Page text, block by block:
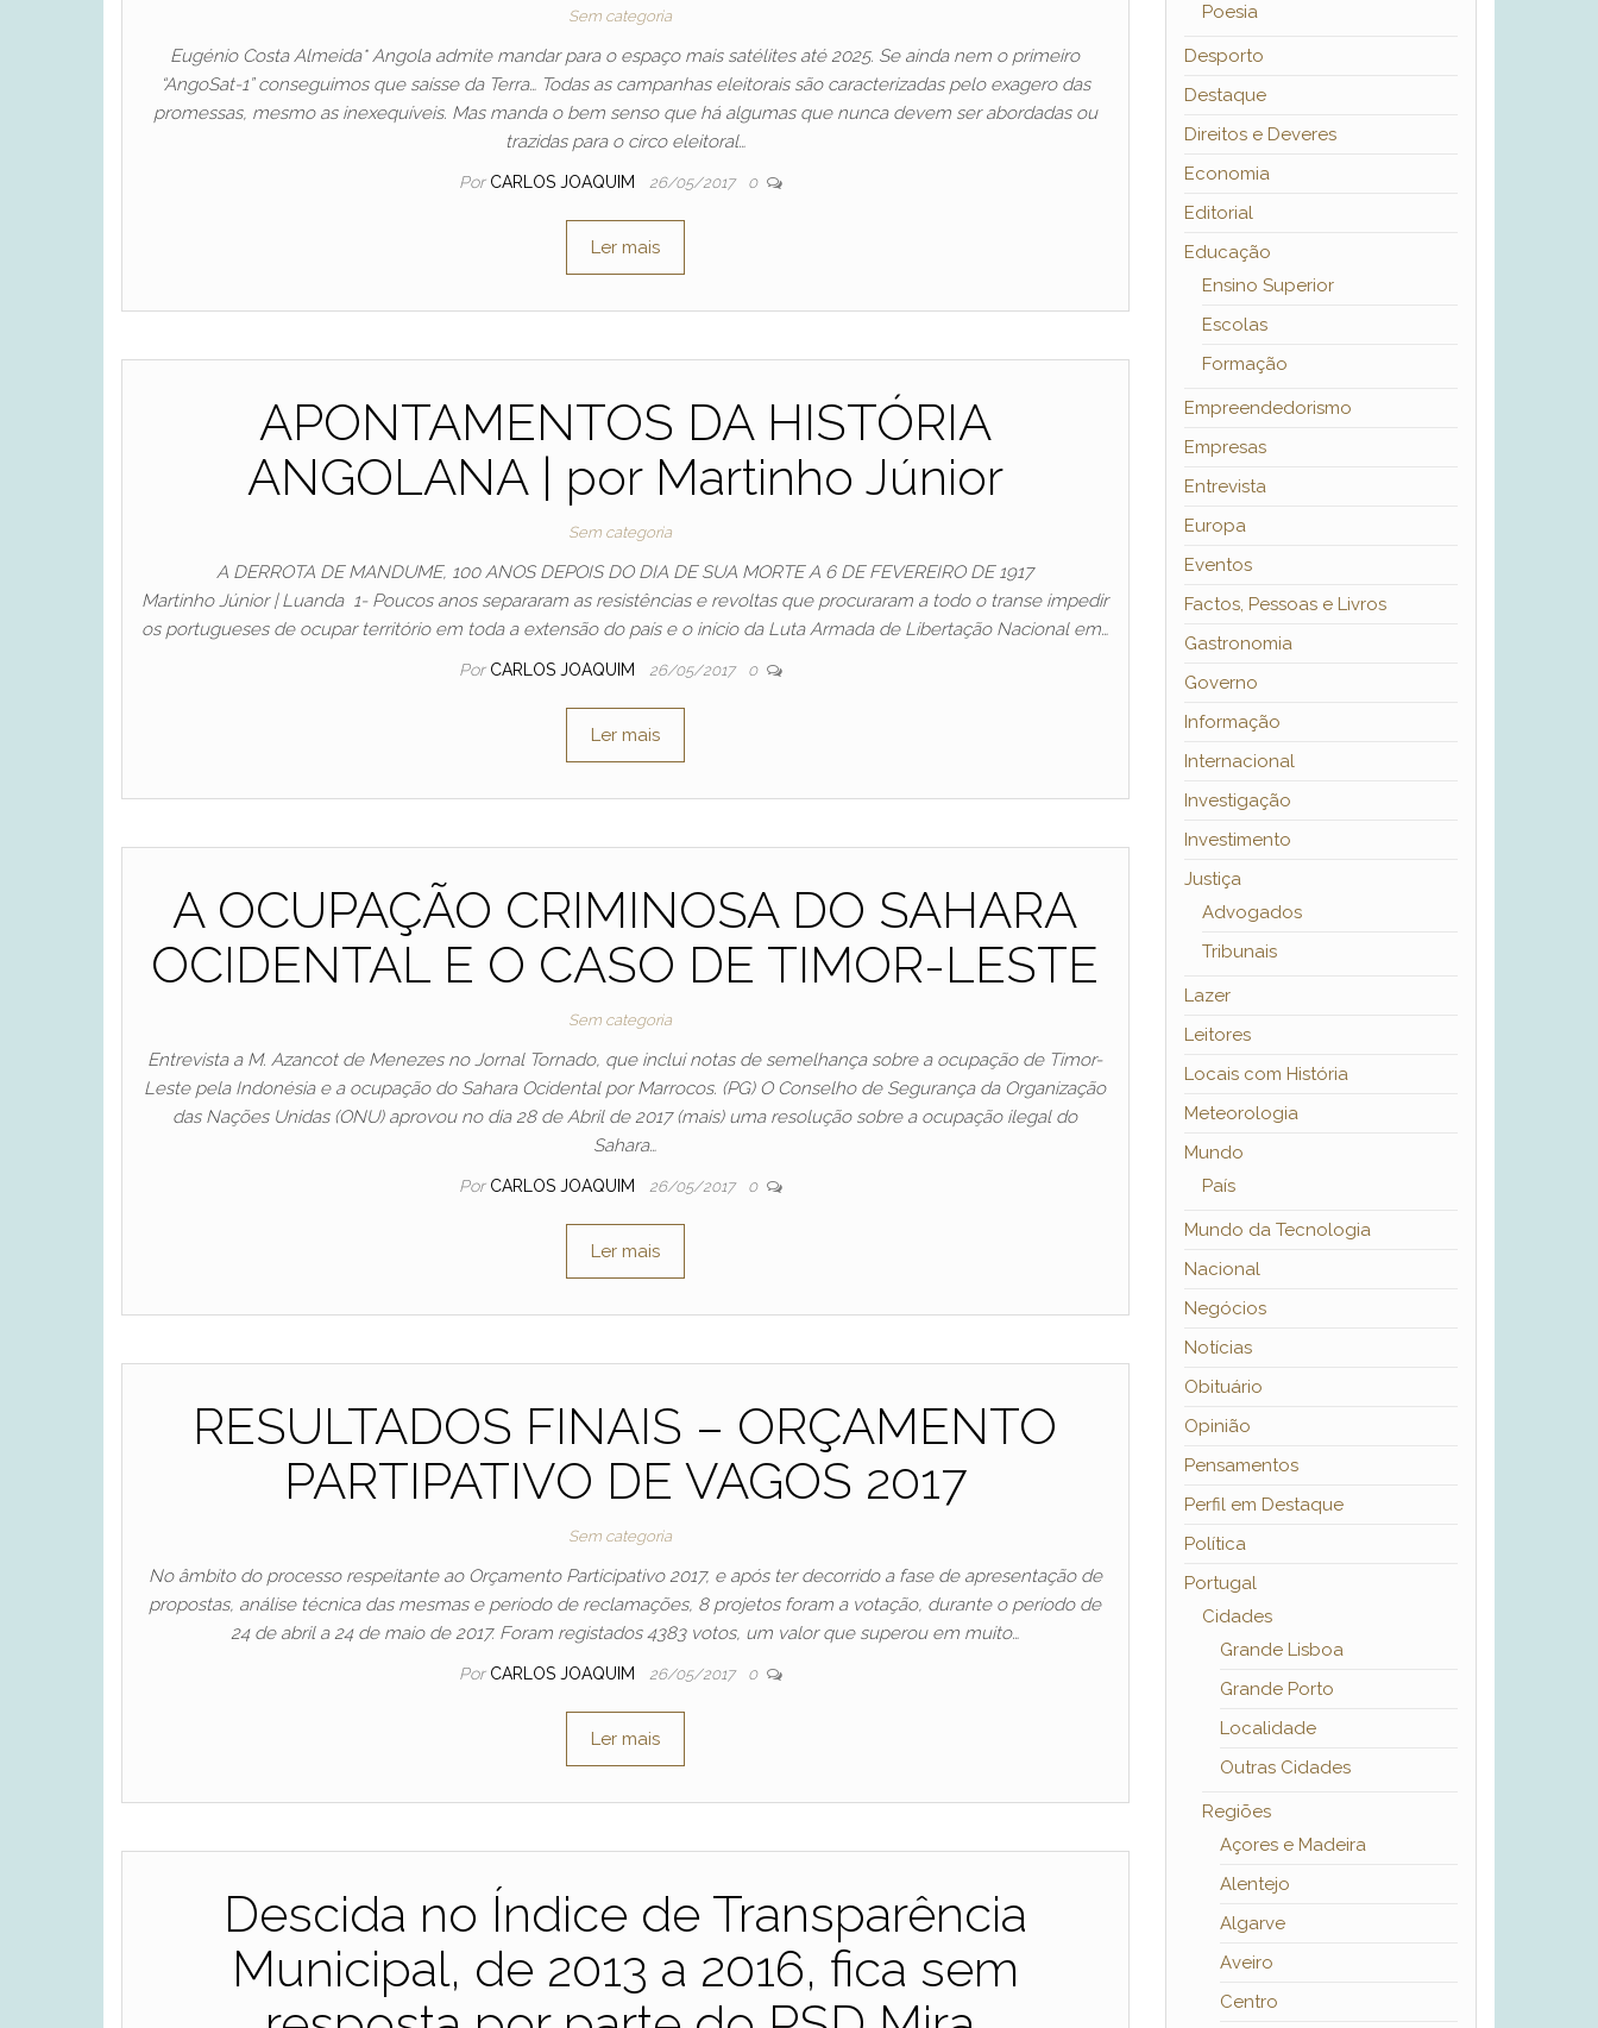
Sem categoria
Eugénio Costa Almeida* Angola admite mandar para o espaço mais satélites até 2025. Se ainda nem o primeiro
“AngoSat-1” conseguimos que saísse da Terra… Todas as campanhas eleitorais são caracterizadas pelo exagero das
promessas, mesmo as inexequíveis. Mas manda o bem senso que há algumas que nunca devem ser abordadas ou
trazidas para o circo eleitoral…
Por CARLOS JOAQUIM 26/05/2017 0
Ler mais
APONTAMENTOS DA HISTÓRIA
ANGOLANA | por Martinho Júnior
Sem categoria
A DERROTA DE MANDUME, 100 ANOS DEPOIS DO DIA DE SUA MORTE A 6 DE FEVEREIRO DE 1917
Martinho Júnior | Luanda 1- Poucos anos separaram as resistências e revoltas que procuraram a todo o transe impedir
os portugueses de ocupar território em toda a extensão do país e o início da Luta Armada de Libertação Nacional em…
Por CARLOS JOAQUIM 26/05/2017 0
Ler mais
A OCUPAÇÃO CRIMINOSA DO SAHARA
OCIDENTAL E O CASO DE TIMOR-LESTE
Sem categoria
Entrevista a M. Azancot de Menezes no Jornal Tornado, que inclui notas de semelhança sobre a ocupação de Timor-
Leste pela Indonésia e a ocupação do Sahara Ocidental por Marrocos. (PG) O Conselho de Segurança da Organização
das Nações Unidas (ONU) aprovou no dia 28 de Abril de 2017 (mais) uma resolução sobre a ocupação ilegal do
Sahara…
Por CARLOS JOAQUIM 26/05/2017 0
Ler mais
RESULTADOS FINAIS – ORÇAMENTO
PARTIPATIVO DE VAGOS 2017
Sem categoria
No âmbito do processo respeitante ao Orçamento Participativo 2017, e após ter decorrido a fase de apresentação de
propostas, análise técnica das mesmas e período de reclamações, 8 projetos foram a votação, durante o período de
24 de abril a 24 de maio de 2017. Foram registados 4383 votos, um valor que superou em muito…
Por CARLOS JOAQUIM 26/05/2017 0
Ler mais
Descida no Índice de Transparência
Municipal, de 2013 a 2016, fica sem
Poesia
Desporto
Destaque
Direitos e Deveres
Economia
Editorial
Educação
Ensino Superior
Escolas
Formação
Empreendedorismo
Empresas
Entrevista
Europa
Eventos
Factos, Pessoas e Livros
Gastronomia
Governo
Informação
Internacional
Investigação
Investimento
Justiça
Advogados
Tribunais
Lazer
Leitores
Locais com História
Meteorologia
Mundo
País
Mundo da Tecnologia
Nacional
Negócios
Notícias
Obituário
Opinião
Pensamentos
Perfil em Destaque
Política
Portugal
Cidades
Grande Lisboa
Grande Porto
Localidade
Outras Cidades
Regiões
Açores e Madeira
Alentejo
Algarve
Aveiro
Centro